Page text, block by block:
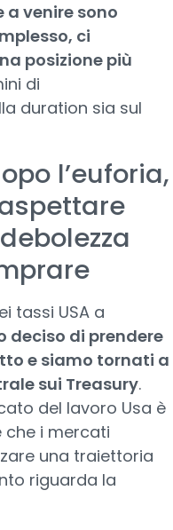
a venire sono
ci
posizione più
di
duration sia sul
l’euforia,
tassi USA a
deciso di prendere
e siamo tornati a
sui Treasury.
del lavoro Usa è
che i mercati
una traiettoria
riguarda la